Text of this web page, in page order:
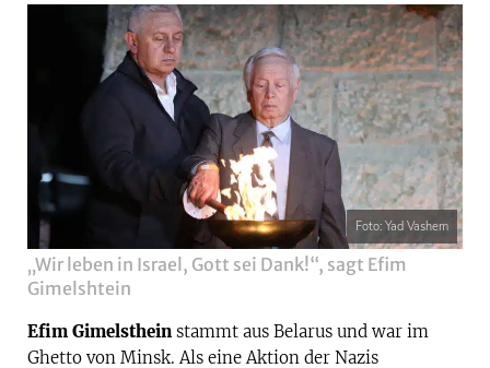
Foto: Yad Vashem
„Wir leben in Israel, Gott sei Dank!“, sagt Efim
Gimelshtein
Efim Gimelsthein stammt aus Belarus und war im
Ghetto von Minsk. Als eine Aktion der Nazis